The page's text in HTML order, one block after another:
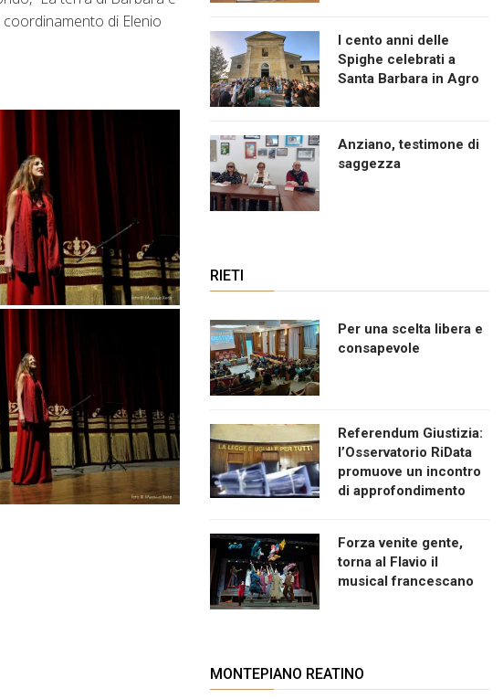
coordinamento di Elenio
I cento anni delle
Spighe celebrati a
Santa Barbara in Agro
Anziano, testimone di
saggezza
RIETI
Per una scelta libera e
consapevole
Referendum Giustizia:
l’Osservatorio RiData
promuove un incontro
di approfondimento
Forza venite gente,
torna al Flavio il
musical francescano
MONTEPIANO REATINO